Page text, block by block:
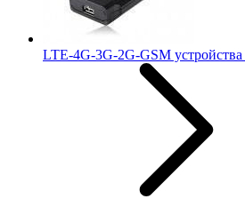
LTE-4G-3G-2G-GSM устройства